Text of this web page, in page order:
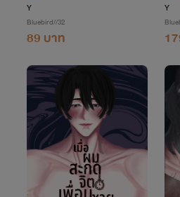
อบชอบผม
Y
Bluebird//32
89 บาท
Y